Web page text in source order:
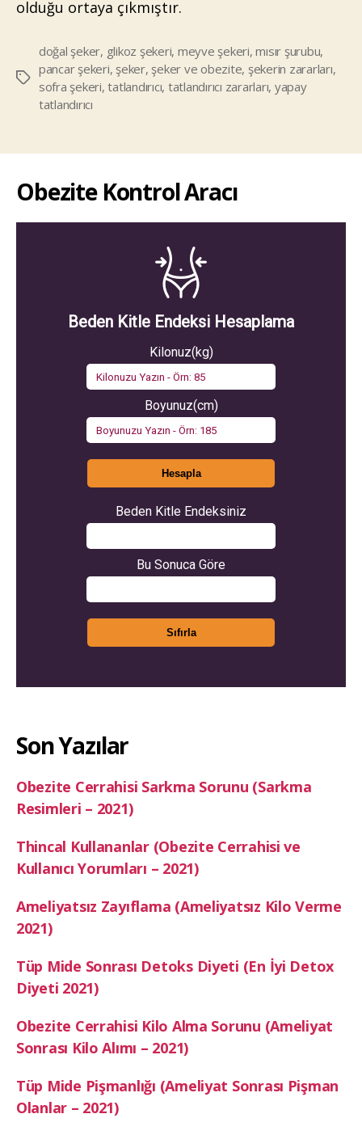
olduğu ortaya çıkmıştır.
Etiketler
doğal şeker, glikoz şekeri, meyve şekeri,mısır şurubu,
pancar şekeri,şeker,şeker ve obezite, şekerin zararları,
sofra şekeri,tatlandırıcı, tatlandırıcı zararları, yapay
tatlandırıcı
Obezite Kontrol Aracı
Son Yazılar
Obezite Cerrahisi Sarkma Sorunu (Sarkma
Resimleri – 2021)
Thincal Kullananlar (Obezite Cerrahisi ve
Kullanıcı Yorumları – 2021)
Ameliyatsız Zayıflama (Ameliyatsız Kilo Verme
2021)
Tüp Mide Sonrası Detoks Diyeti (En İyi Detox
Diyeti 2021)
Obezite Cerrahisi Kilo Alma Sorunu (Ameliyat
Sonrası Kilo Alımı – 2021)
Tüp Mide Pişmanlığı (Ameliyat Sonrası Pişman
Olanlar – 2021)